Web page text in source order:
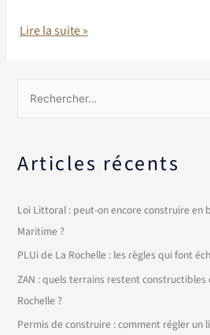
Lire la suite »
Articles récents
Loi Littoral : peut-on encore construire en
Maritime ?
PLUi de La Rochelle : les règles qui font
ZAN : quels terrains restent constructibles
Rochelle ?
Permis de construire : comment régler un